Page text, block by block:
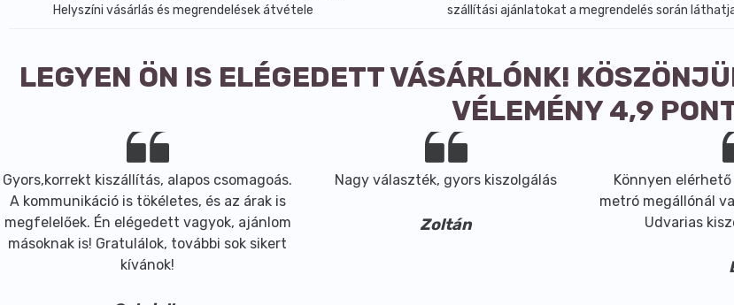
Helyszíni vásárlás és megrendelések átvétele
szállítási ajánlatokat a megrendelés során
LEGYEN ÖN IS ELÉGEDETT VÁSÁRLÓNK!
VÉLEMÉNY 4,9
kiszállítás, alapos csomagoás.
is tökéletes, és az árak is
Én elégedett vagyok, ajánlom
is! Gratulálok, további sok sikert
kívánok!
Nagy választék, gyors kiszolgálás
Zoltán
Könnyen elérhető
metró megállónál
Udvarias